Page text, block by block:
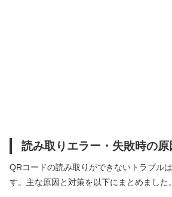
読み取りエラー・失敗時の
QRコードの読み取りができないトラブル
す。主な原因と対策を以下にまとめました。